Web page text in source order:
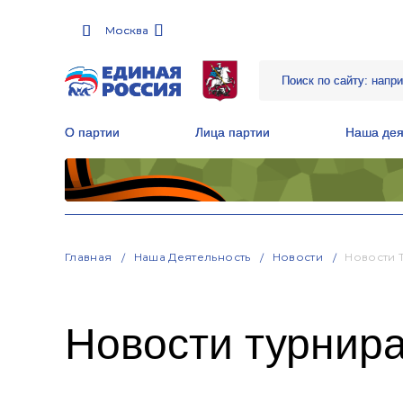
Москва
О партии Лица партии Наша
Главная Наша Деятельность Новости Новости
Новости
Москва
О партии Лица партии Наша